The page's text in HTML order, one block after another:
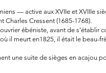
— active aux XVIIe et XVIIIe
Cressent (1685-1768).
ébéniste, avant de s’établir
il meurt en1825, il était le beau-
une suite de sièges en acajou